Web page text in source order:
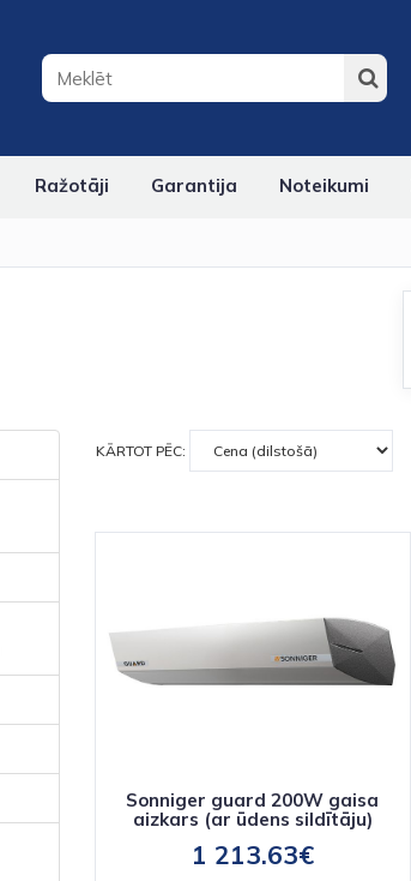
Ražotāji Garantija Noteikumi
KĀRTOT PĒC:
Sonniger guard 200W gaisa
aizkars (ar ūdens sildītāju)
1 213.63€